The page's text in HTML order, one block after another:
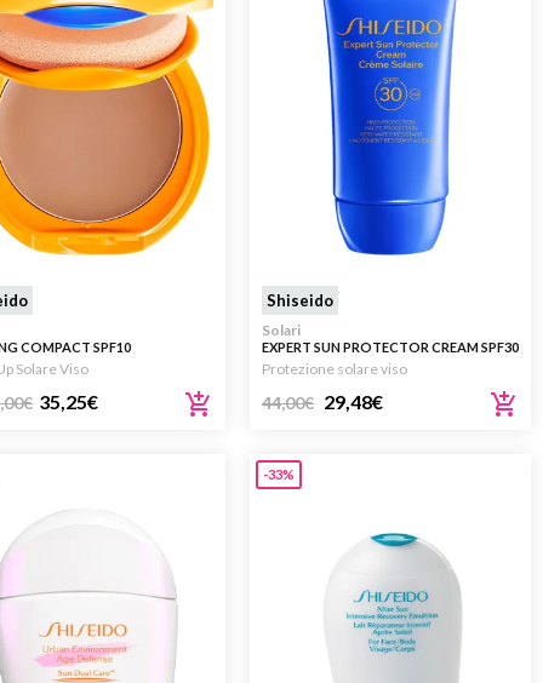
COMPACT SPF10
Solare Viso
€ 35,25€
Shiseido
Solari
EXPERT SUN PROTECTOR CREAM SPF30
50ML
Protezione solare viso
44,00€ 29,48€
-33%